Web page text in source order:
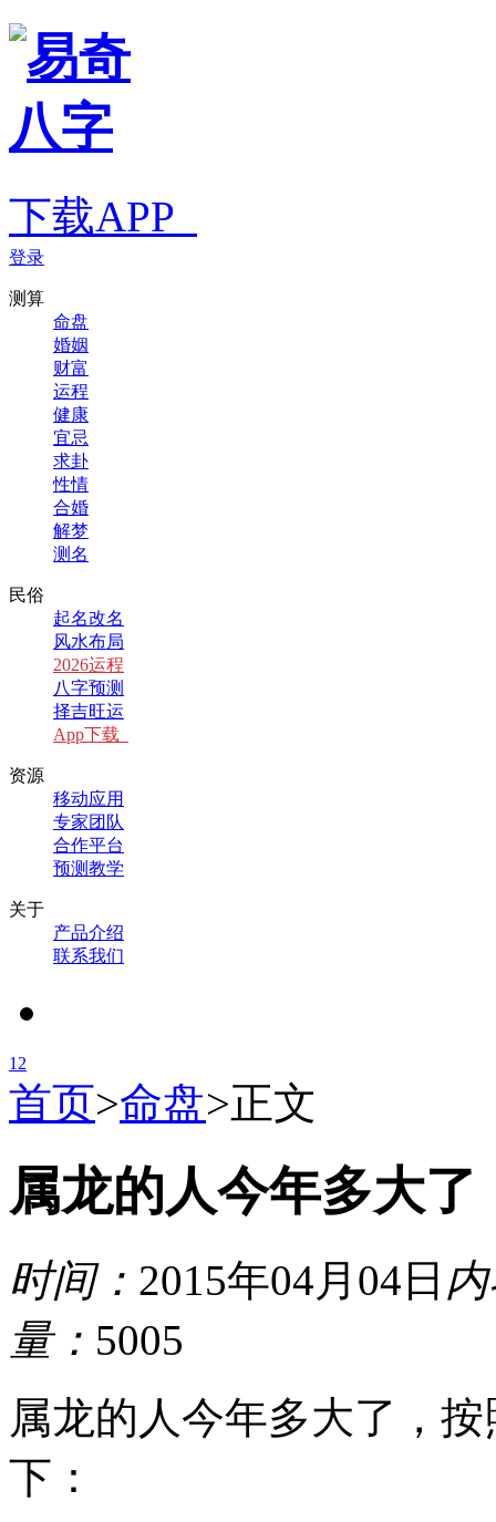
下载APP
登录
测算
命盘
婚姻
财富
运程
健康
宜忌
求卦
性情
合婚
解梦
测名
民俗
起名改名
风水布局
2026运程
八字预测
择吉旺运
App下载
资源
移动应用
专家团队
合作平台
预测教学
关于
产品介绍
联系我们
1 2
首页>命盘>正文
属龙的人今年多大了
时间： 2015年04月04日
量： 5005
属龙的人今年多大了，
下：